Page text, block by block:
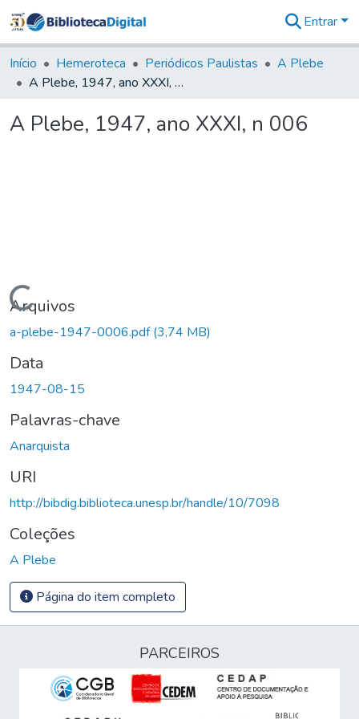
&
Coleções
Tudo na
Digital
Entrar
Início Hemeroteca Periódicos Paulistas
A Plebe
A Plebe, 1947, ano XXXI, n 006
A Plebe, 1947, ano XXXI, n 006
Carregando...
Arquivos
a-plebe-1947-0006.pdf(3,74 MB)
Data
1947-08-15
Palavras-chave
Anarquista
URI
http://bibdig.biblioteca.unesp.br/handle/10/7098
Coleções
A Plebe
Página do item completo
PARCEIROS